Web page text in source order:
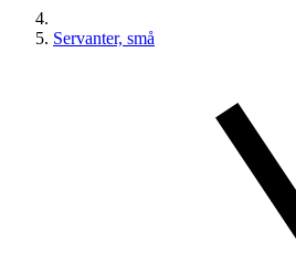
Servanter, små